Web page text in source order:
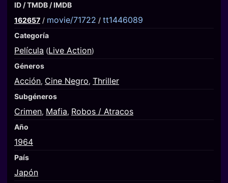
ID / TMDB / IMDB
162657 / movie/71722 / tt1446089
Categoría
Película (Live Action)
Géneros
Acción, Cine Negro, Thriller
Subgéneros
Crimen, Mafia, Robos / Atracos
Año
1964
País
Japón